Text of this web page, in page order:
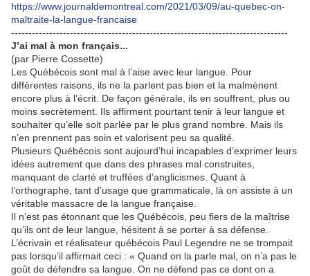
https://www.journaldemontreal.com/2021/03/09/au-quebec-on-
maltraite-la-langue-francaise
--------------------------------------------------------------------------------
J’ai mal à mon français...
(par Pierre Cossette)
Les Québécois sont mal à l’aise avec leur langue. Pour
différentes raisons, ils ne la parlent pas bien et la malmènent
encore plus à l’écrit. De façon générale, ils en souffrent, plus ou
moins secrètement. Ils affirment pourtant tenir à leur langue et
souhaiter qu’elle soit parlée par le plus grand nombre. Mais ils
n’en prennent pas soin et valorisent peu sa qualité.
Plusieurs Québécois sont aujourd’hui incapables d’exprimer leurs
idées autrement que dans des phrases mal construites,
manquant de clarté et truffées d’anglicismes. Quant à
l’orthographe, tant d’usage que grammaticale, là on assiste à un
véritable massacre de la langue française.
Il n’est pas étonnant que les Québécois, peu fiers de la maîtrise
qu’ils ont de leur langue, hésitent à se porter à sa défense.
L’écrivain et réalisateur québécois Paul Legendre ne se trompait
pas lorsqu’il affirmait ceci : « Quand on la parle mal, on n’a pas le
goût de défendre sa langue. On ne défend pas ce dont on a